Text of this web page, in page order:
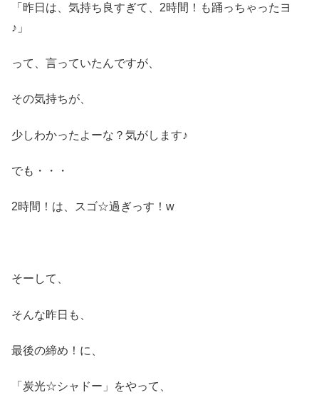
「昨日は、気持ち良すぎて、2時間！も踊っちゃったヨ
♪」
って、言っていたんですが、
その気持ちが、
少しわかったよーな？気がします♪
でも・・・
2時間！は、スゴ☆過ぎっす！w
そーして、
そんな昨日も、
最後の締め！に、
「炭光☆シャドー」をやって、